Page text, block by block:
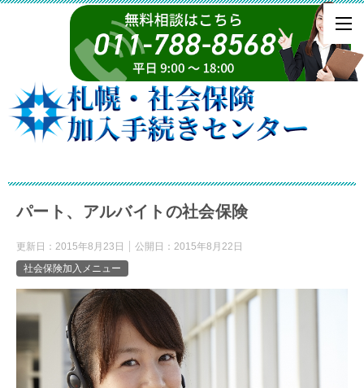
パート、アルバイトの社会保険
更新日： 2015年8月23日 公開日： 2015年8月22日
社会保険加入メニュー